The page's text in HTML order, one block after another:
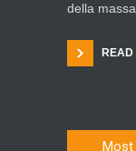
della
READ
Most